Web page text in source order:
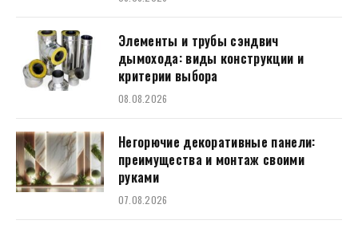
Элементы и трубы сэндвич
дымохода: виды конструкции и
критерии выбора
08.08.2026
Негорючие декоративные панели:
преимущества и монтаж своими
руками
07.08.2026